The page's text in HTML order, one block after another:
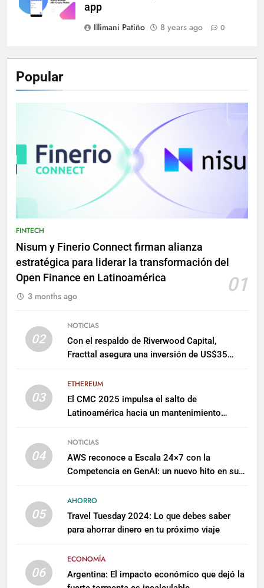
app
Illimani Patiño
8 years ago 0
Popular
FINTECH
Nisum y Finerio Connect firman alianza
estratégica para liderar la transformación del
Open Finance en Latinoamérica
01
3 months ago
02
NOTICIAS
Con el respaldo de Riverwood Capital,
Fracttal asegura una inversión de US$35
03
ETHEREUM
El CMC 2025 impulsa el salto de
Latinoamérica hacia un mantenimiento
04
NOTICIAS
AWS reconoce a Escala 24×7 con la
Competencia en GenAI: un nuevo hito en su
05
AHORRO
Travel Tuesday 2024: Lo que debes saber
para ahorrar dinero en tu próximo viaje
06
ECONOMÍA
Argentina: El impacto económico que dejó la